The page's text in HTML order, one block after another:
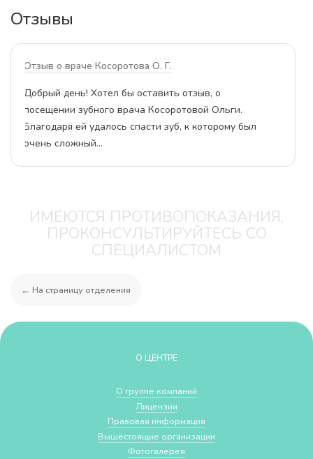
Отзывы
Отзыв о враче Косоротова О. Г.
Проходила лечение у данного врача в 2016 году,
пришла на плановый осмотр. Доктор провела
чистку, рассказала какие есть проблемы и что
надо лечить. В…
ИМЕЮТСЯ ПРОТИВОПОКАЗАНИЯ,
ПРОКОНСУЛЬТИРУЙТЕСЬ СО
СПЕЦИАЛИСТОМ
← На страницу отделения
О ЦЕНТРЕ
О группе компаний
Лицензии
Правовая информация
Вышестоящие организации
Фотогалерея